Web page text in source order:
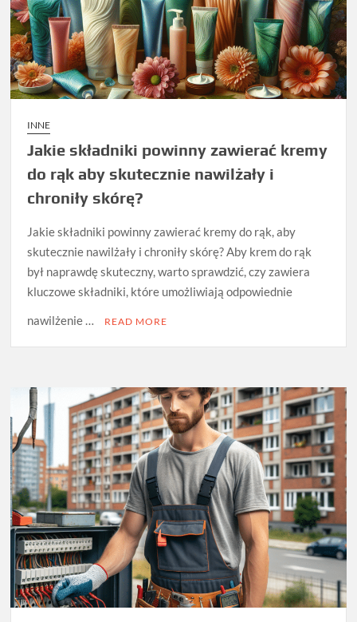
INNE
Jakie składniki powinny zawierać kremy
do rąk aby skutecznie nawilżały i
chroniły skórę?
Jakie składniki powinny zawierać kremy do rąk, aby
skutecznie nawilżały i chroniły skórę? Aby krem do rąk
był naprawdę skuteczny, warto sprawdzić, czy zawiera
kluczowe składniki, które umożliwiają odpowiednie
nawilżenie …
READ MORE